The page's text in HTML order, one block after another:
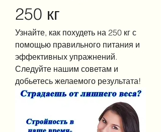
250 кг
Узнайте, как похудеть на 250 кг с
помощью правильного питания и
эффективных упражнений.
Следуйте нашим советам и
добьетесь желаемого результата!